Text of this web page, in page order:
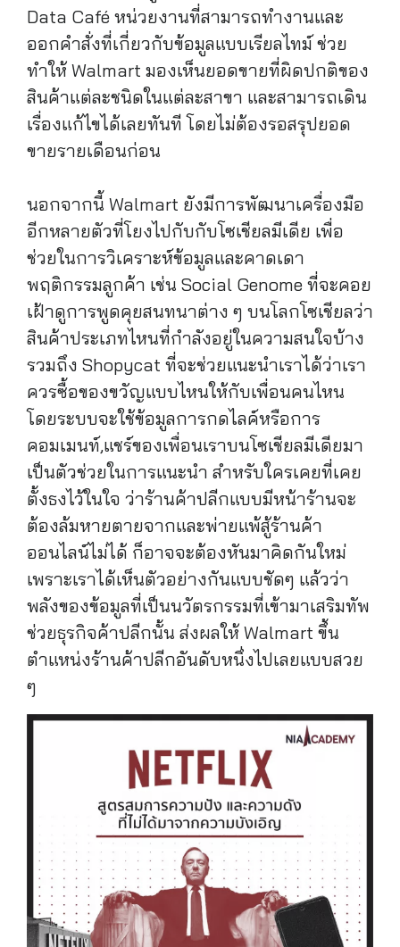
Data Café หน่วยงานที่สามารถทำงานและ
ออกคำสั่งที่เกี่ยวกับข้อมูลแบบเรียลไทม์ ช่วย
ทำให้ Walmart มองเห็นยอดขายที่ผิดปกติของ
สินค้าแต่ละชนิดในแต่ละสาขา และสามารถเดิน
เรื่องแก้ไขได้เลยทันที โดยไม่ต้องรอสรุปยอด
ขายรายเดือนก่อน
นอกจากนี้ Walmart ยังมีการพัฒนาเครื่องมือ
อีกหลายตัวที่โยงไปกับกับโซเชียลมีเดีย เพื่อ
ช่วยในการวิเคราะห์ข้อมูลและคาดเดา
พฤติกรรมลูกค้า เช่น Social Genome ที่จะคอย
เฝ้าดูการพูดคุยสนทนาต่าง ๆ บนโลกโซเชียลว่า
สินค้าประเภทไหนที่กำลังอยู่ในความสนใจบ้าง
รวมถึง Shopycat ที่จะช่วยแนะนำเราได้ว่าเรา
ควรซื้อของขวัญแบบไหนให้กับเพื่อนคนไหน
โดยระบบจะใช้ข้อมูลการกดไลค์หรือการ
คอมเมนท์,แชร์ของเพื่อนเราบนโซเชียลมีเดียมา
เป็นตัวช่วยในการแนะนำ สำหรับใครเคยที่เคย
ตั้งธงไว้ในใจ ว่าร้านค้าปลีกแบบมีหน้าร้านจะ
ต้องล้มหายตายจากและพ่ายแพ้สู้ร้านค้า
ออนไลน์ไม่ได้ ก็อาจจะต้องหันมาคิดกันใหม่
เพราะเราได้เห็นตัวอย่างกันแบบชัดๆ แล้วว่า
พลังของข้อมูลที่เป็นนวัตรกรรมที่เข้ามาเสริมทัพ
ช่วยธุรกิจค้าปลีกนั้น ส่งผลให้ Walmart ขึ้น
ตำแหน่งร้านค้าปลีกอันดับหนึ่งไปเลยแบบสวย
ๆ